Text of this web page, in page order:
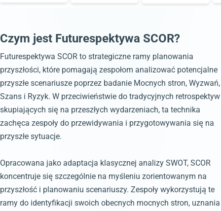
Czym jest Futurespektywa SCOR?
Futurespektywa SCOR to strategiczne ramy planowania
przyszłości, które pomagają zespołom analizować potencjalne
przyszłe scenariusze poprzez badanie Mocnych stron, Wyzwań,
Szans i Ryzyk. W przeciwieństwie do tradycyjnych retrospektyw
skupiających się na przeszłych wydarzeniach, ta technika
zachęca zespoły do przewidywania i przygotowywania się na
przyszłe sytuacje.
Opracowana jako adaptacja klasycznej analizy SWOT, SCOR
koncentruje się szczególnie na myśleniu zorientowanym na
przyszłość i planowaniu scenariuszy. Zespoły wykorzystują te
ramy do identyfikacji swoich obecnych mocnych stron, uznania